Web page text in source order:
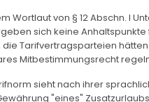
Wortlaut von § 12 Abschn. I
sich keine Anhaltspunkte
die Tarifvertragsparteien
Mitbestimmungsrecht
sieht nach ihrer
"eines"